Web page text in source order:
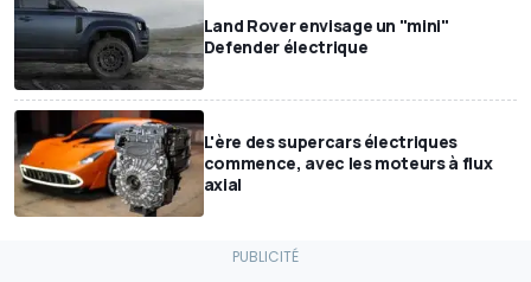
Land Rover envisage un "mini"
Defender électrique
L'ère des supercars électriques
commence, avec les moteurs à flux
axial